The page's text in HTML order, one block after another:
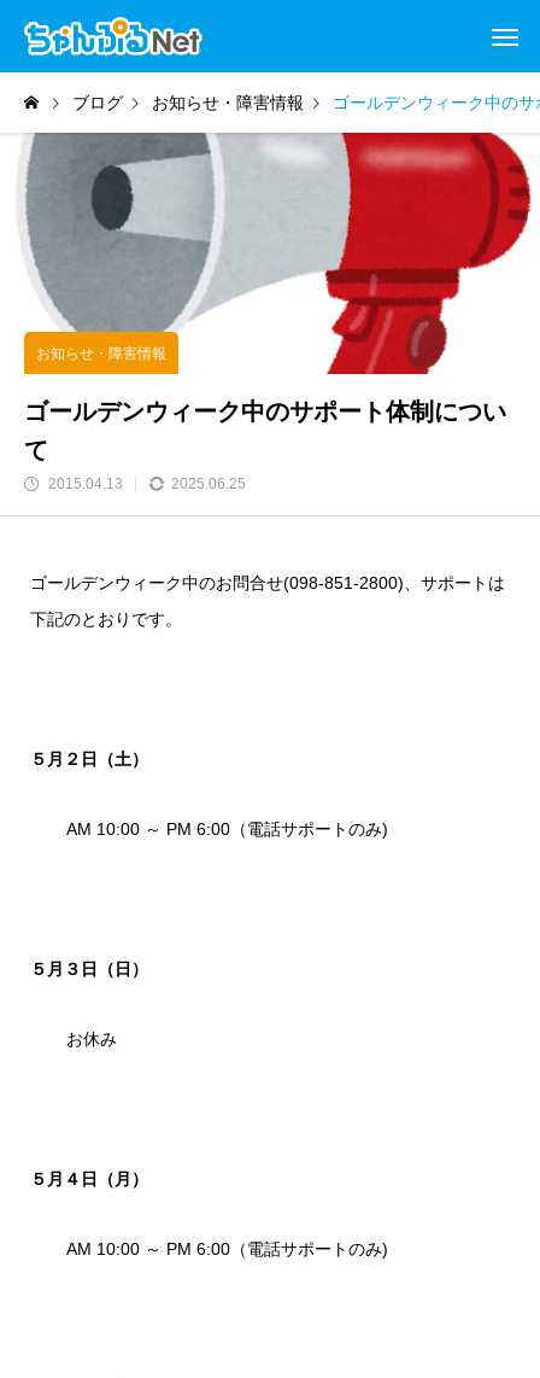
ブログ お知らせ・障害情報 ゴールデンウィーク中の
お知らせ・障害情報
ゴールデンウィーク中のサポート体制につい
て
2015.04.13 2025.06.25
ゴールデンウィーク中のお問合せ(098-851-2800)、サポートは
下記のとおりです。
５月２日（土）
AM 10:00 ～ PM 6:00（電話サポートのみ)
５月３日（日）
お休み
５月４日（月）
AM 10:00 ～ PM 6:00（電話サポートのみ)